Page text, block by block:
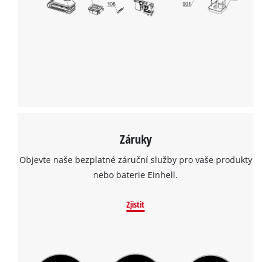
Záruky
Objevte naše bezplatné záruční služby pro vaše produkty
nebo baterie Einhell.
Zjistit